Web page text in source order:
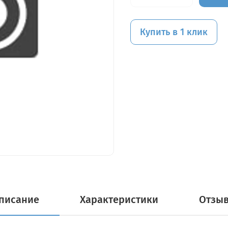
Купить в 1 клик
Характеристики